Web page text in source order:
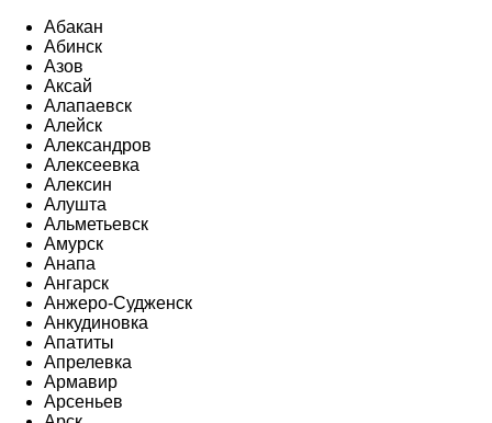
Абакан
Абинск
Азов
Аксай
Алапаевск
Алейск
Александров
Алексеевка
Алексин
Алушта
Альметьевск
Амурск
Анапа
Ангарск
Анжеро-Судженск
Анкудиновка
Апатиты
Апрелевка
Армавир
Арсеньев